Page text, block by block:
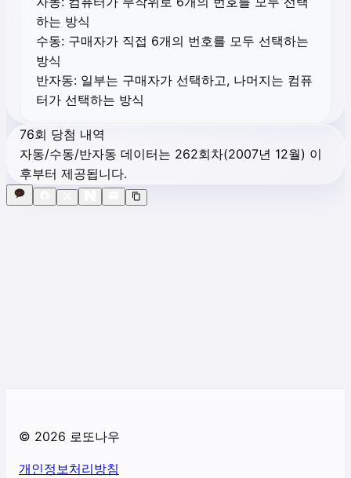
하는 방식
수동: 구매자가 직접 6개의 번호를 모두 선택하는
방식
반자동: 일부는 구매자가 선택하고, 나머지는 컴퓨
터가 선택하는 방식
76회 당첨 내역
자동/수동/반자동 데이터는 262회차(2007년 12월) 이
후부터 제공됩니다.
© 2026 로또나우
개인정보처리방침